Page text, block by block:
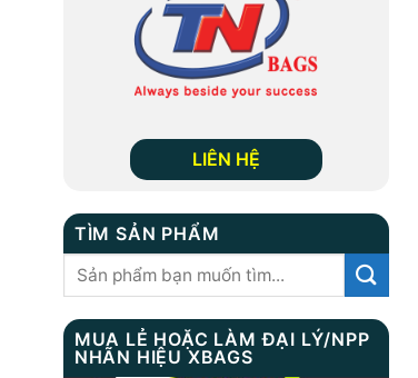
LIÊN HỆ
TÌM SẢN PHẨM
Tìm
MUA LẺ HOẶC LÀM ĐẠI LÝ/NPP
NHÃN HIỆU XBAGS